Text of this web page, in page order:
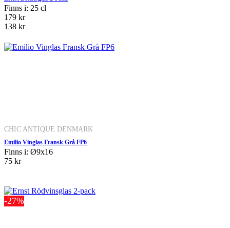
Finns i: 25 cl
179 kr
138 kr
CHIC ANTIQUE DENMARK
Emilio Vinglas Fransk Grå FP6
Finns i: Ø9x16
75 kr
-27%